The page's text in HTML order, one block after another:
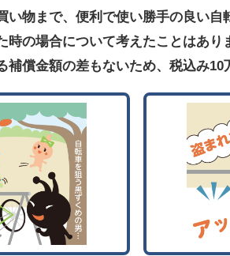
い物まで、便利で使い勝手の良い自
時の場合について考えたことはあ
補償金額の差もないため、税込み